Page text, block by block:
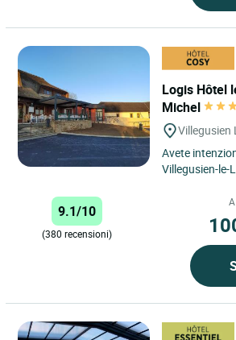
Logis Hôtel
Michel
Villegusien
Avete
Villegusien-le-
tranquillo e
9.1/10
(380 recensioni)